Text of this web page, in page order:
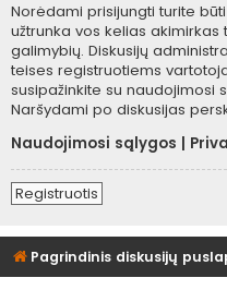
Norėdami prisijungti turite
užtrunka vos kelias
galimybių. Diskusijų
teises registruotiems
susipažinkite su naudojimosi
Naršydami po diskusijas
Naudojimosi sąlygos
Registruotis
Pagrindinis diskusijų